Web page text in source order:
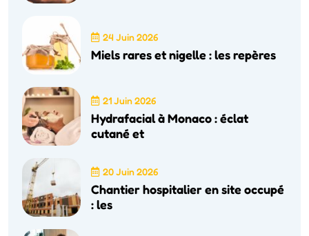
24 Juin 2026
Miels rares et nigelle : les repères
21 Juin 2026
Hydrafacial à Monaco : éclat
cutané et
20 Juin 2026
Chantier hospitalier en site occupé
: les